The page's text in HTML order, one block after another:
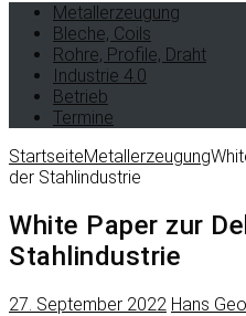
Metallerzeugung
Bleche, Coils
Rohre, Profile, Draht
Industrie 4.0
Betrieb
Termine
StartseiteMetallerzeugung
der Stahlindustrie
White Paper zur
Stahlindustrie
27. September 2022 Hans